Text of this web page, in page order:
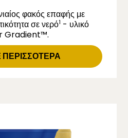
φακός επαφής με
σε νερό1 - υλικό
Gradient™.